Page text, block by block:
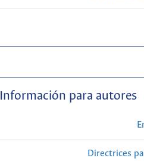
Información para autores
Directrices